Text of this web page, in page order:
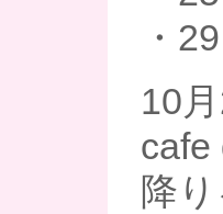
・
10
cafe
降